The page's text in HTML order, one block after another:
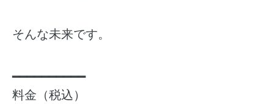
そんな未来です。
━━━━━━━━━━
料金（税込）